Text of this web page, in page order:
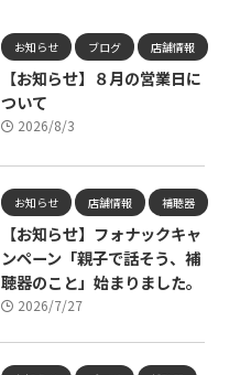
お知らせ ブログ 店舗情報
【お知らせ】８月の営業日に
ついて
2026/8/3
お知らせ 店舗情報 補聴器
【お知らせ】フォナックキャ
ンペーン「親子で話そう、補
聴器のこと」始まりました。
2026/7/27